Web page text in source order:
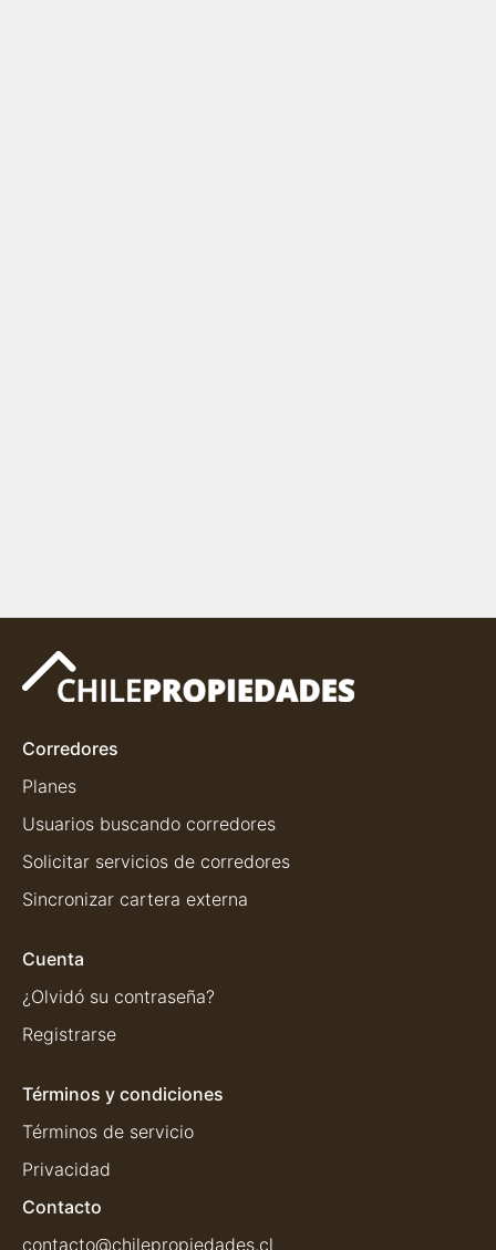
Corredores
Planes
Usuarios buscando corredores
Solicitar servicios de corredores
Sincronizar cartera externa
Cuenta
¿Olvidó su contraseña?
Registrarse
Términos y condiciones
Términos de servicio
Privacidad
Contacto
contacto@chilepropiedades.cl